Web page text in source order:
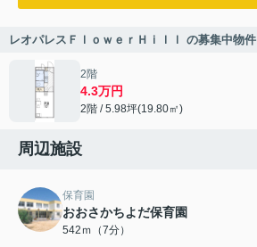
レオパレスＦｌｏｗｅｒＨｉｌｌ の募集中物件
2階
4.3万円
2階 / 5.98坪(19.80㎡)
周辺施設
保育園
おおさかちよだ保育園
542ｍ（7分）